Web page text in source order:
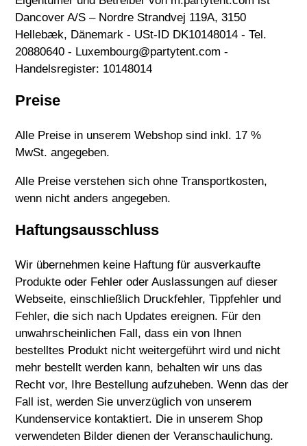
Dancover A/S – Nordre Strandvej 119A, 3150
Hellebæk, Dänemark - USt-ID DK10148014 - Tel.
20880640 - Luxembourg@partytent.com -
Handelsregister: 10148014
Preise
Alle Preise in unserem Webshop sind inkl. 17 %
MwSt. angegeben.
Alle Preise verstehen sich ohne Transportkosten,
wenn nicht anders angegeben.
Haftungsausschluss
Wir übernehmen keine Haftung für ausverkaufte
Produkte oder Fehler oder Auslassungen auf dieser
Webseite, einschließlich Druckfehler, Tippfehler und
Fehler, die sich nach Updates ereignen. Für den
unwahrscheinlichen Fall, dass ein von Ihnen
bestelltes Produkt nicht weitergeführt wird und nicht
mehr bestellt werden kann, behalten wir uns das
Recht vor, Ihre Bestellung aufzuheben. Wenn das der
Fall ist, werden Sie unverzüglich von unserem
Kundenservice kontaktiert. Die in unserem Shop
verwendeten Bilder dienen der Veranschaulichung.